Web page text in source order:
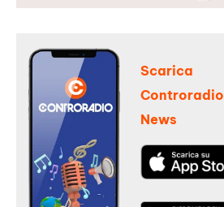
Scarica
Controradio
News